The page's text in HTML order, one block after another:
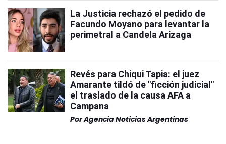
La Justicia rechazó el pedido de
Facundo Moyano para levantar la
perimetral a Candela Arizaga
Revés para Chiqui Tapia: el juez
Amarante tildó de "ficción judicial"
el traslado de la causa AFA a
Campana
PorAgencia Noticias Argentinas